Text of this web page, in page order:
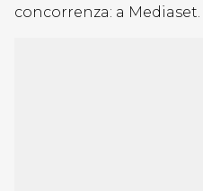
concorrenza: a Mediaset.